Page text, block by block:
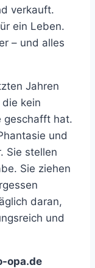
verkauft.
ein Leben.
– und alles
Jahren
kein
geschafft hat.
und
Sie stellen
Sie ziehen
daran,
und
opa.de